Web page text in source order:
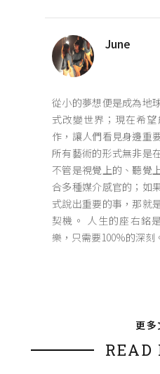
June
從小的夢想便是成為地
式改變世界；現在希
作，讓人們看見身邊重
所有藝術的形式無非是
不管是視覺上的、聽覺
合多種媒介感官的；如
式說出重要的事，那就
契機。 人生的座右銘
樂，只需要100%的深刻
更多
READ